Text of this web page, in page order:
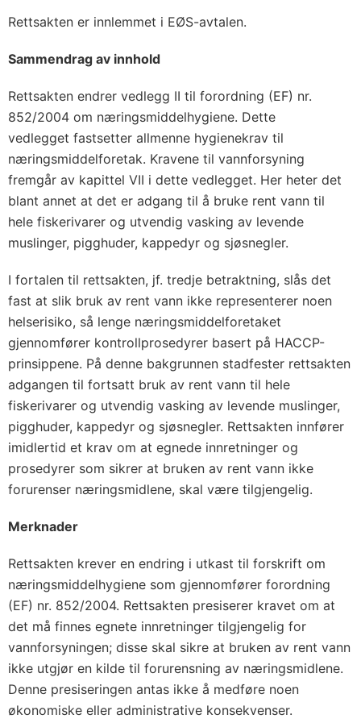
Rettsakten er innlemmet i EØS-avtalen.
Sammendrag av innhold
Rettsakten endrer vedlegg II til forordning (EF) nr.
852/2004 om næringsmiddelhygiene. Dette
vedlegget fastsetter allmenne hygienekrav til
næringsmiddelforetak. Kravene til vannforsyning
fremgår av kapittel VII i dette vedlegget. Her heter det
blant annet at det er adgang til å bruke rent vann til
hele fiskerivarer og utvendig vasking av levende
muslinger, pigghuder, kappedyr og sjøsnegler.
I fortalen til rettsakten, jf. tredje betraktning, slås det
fast at slik bruk av rent vann ikke representerer noen
helserisiko, så lenge næringsmiddelforetaket
gjennomfører kontrollprosedyrer basert på HACCP-
prinsippene. På denne bakgrunnen stadfester rettsakten
adgangen til fortsatt bruk av rent vann til hele
fiskerivarer og utvendig vasking av levende muslinger,
pigghuder, kappedyr og sjøsnegler. Rettsakten innfører
imidlertid et krav om at egnede innretninger og
prosedyrer som sikrer at bruken av rent vann ikke
forurenser næringsmidlene, skal være tilgjengelig.
Merknader
Rettsakten krever en endring i utkast til forskrift om
næringsmiddelhygiene som gjennomfører forordning
(EF) nr. 852/2004. Rettsakten presiserer kravet om at
det må finnes egnete innretninger tilgjengelig for
vannforsyningen; disse skal sikre at bruken av rent vann
ikke utgjør en kilde til forurensning av næringsmidlene.
Denne presiseringen antas ikke å medføre noen
økonomiske eller administrative konsekvenser.